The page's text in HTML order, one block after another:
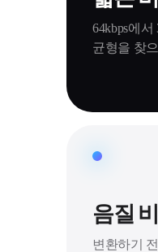
64kbps에
균형을 찾
음질
변환하기